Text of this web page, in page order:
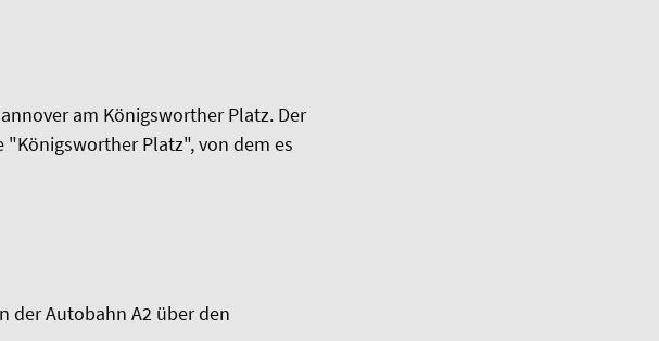
am Königsworther Platz. Der
Platz", von dem es
der Autobahn A2 über den